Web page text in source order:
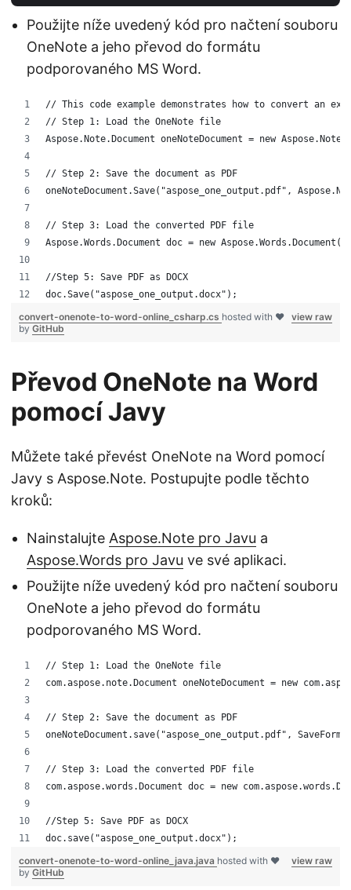
Použijte níže uvedený kód pro načtení souboru
OneNote a jeho převod do formátu
podporovaného MS Word.
// This code example demonstrates how to convert an
// Step 1: Load the OneNote file
Aspose.Note.Document oneNoteDocument = new
// Step 2: Save the document as PDF
oneNoteDocument.Save("aspose_one_output.pdf",
// Step 3: Load the converted PDF file
Aspose.Words.Document doc = new
//Step 5: Save PDF as DOCX
doc.Save("aspose_one_output.docx");
view raw
convert-onenote-to-word-online_csharp.cs hosted with ❤
by GitHub
Převod OneNote na Word
pomocí Javy
Můžete také převést OneNote na Word pomocí
Javy s Aspose.Note. Postupujte podle těchto
kroků:
Nainstalujte Aspose.Note pro Javu a
Aspose.Words pro Javu ve své aplikaci.
Použijte níže uvedený kód pro načtení souboru
OneNote a jeho převod do formátu
podporovaného MS Word.
// Step 1: Load the OneNote file
com.aspose.note.Document oneNoteDocument = new
// Step 2: Save the document as PDF
oneNoteDocument.save("aspose_one_output.pdf",
// Step 3: Load the converted PDF file
com.aspose.words.Document doc = new
//Step 5: Save PDF as DOCX
doc.save("aspose_one_output.docx");
view raw
convert-onenote-to-word-online_java.java hosted with ❤
by GitHub